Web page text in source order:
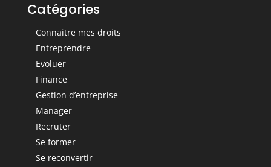
Catégories
Connaitre mes droits
Entreprendre
Evoluer
Finance
Gestion d’entreprise
Manager
Recruter
Se former
Se reconvertir